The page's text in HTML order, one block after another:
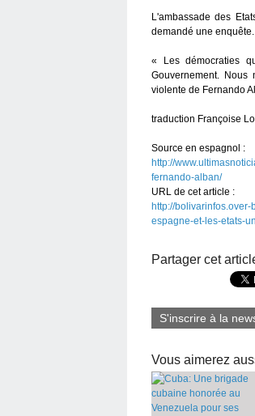
L'ambassade des
demandé une enquête.
« Les démocraties
Gouvernement.
violente de Fernando
traduction Françoise
Source en espagnol :
http://
fernando-alban/
URL de cet article :
http://
espagne-et-les-etats-
Partager cet
S'inscrire à la
Vous aimerez